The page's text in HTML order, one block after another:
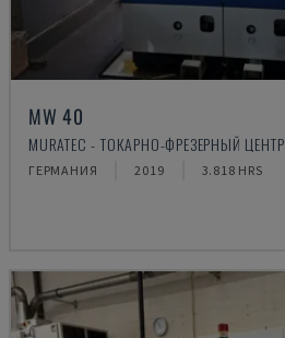
MW 40
MURATEC - ТОКАРНО-ФРЕЗЕРНЫЙ ЦЕНТР
ГЕРМАНИЯ 2019 3.818 HRS